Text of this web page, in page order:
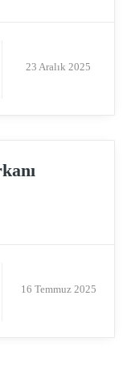
23 Aralık 2025
16 Temmuz 2025